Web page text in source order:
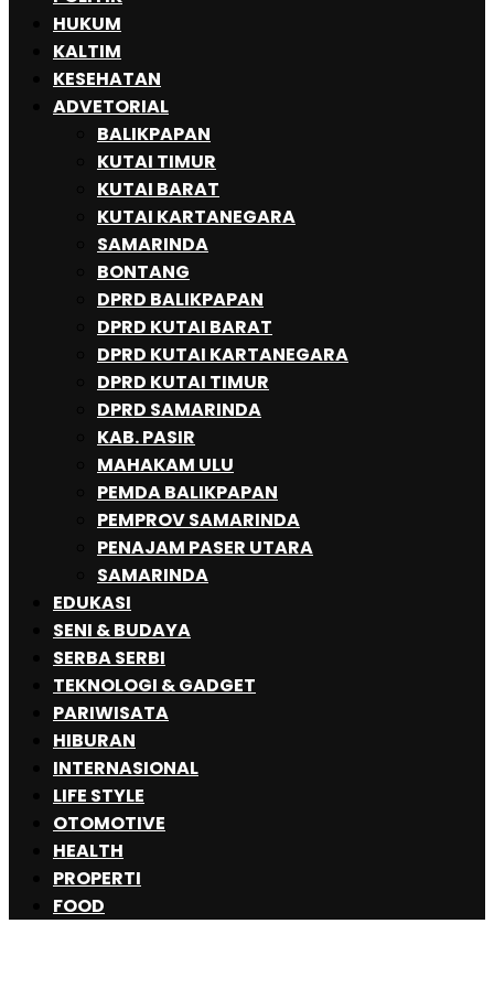
HUKUM
KALTIM
KESEHATAN
ADVETORIAL
BALIKPAPAN
KUTAI TIMUR
KUTAI BARAT
KUTAI KARTANEGARA
SAMARINDA
BONTANG
DPRD BALIKPAPAN
DPRD KUTAI BARAT
DPRD KUTAI KARTANEGARA
DPRD KUTAI TIMUR
DPRD SAMARINDA
KAB. PASIR
MAHAKAM ULU
PEMDA BALIKPAPAN
PEMPROV SAMARINDA
PENAJAM PASER UTARA
SAMARINDA
EDUKASI
SENI & BUDAYA
SERBA SERBI
TEKNOLOGI & GADGET
PARIWISATA
HIBURAN
INTERNASIONAL
LIFE STYLE
OTOMOTIVE
HEALTH
PROPERTI
FOOD